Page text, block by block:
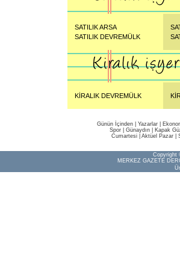
SATILIK ARSA
SATILIK DEVREMÜLK
KİRALIK DEVREMÜLK
Günün İçinden Yazarlar
Spor
Günaydın Kapak
Cumartesi| Aktüel Pazar|
Copyright
MERKEZ GAZETE